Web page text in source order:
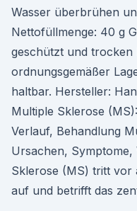
Wasser überbrühen
Nettofüllmenge: 40 g
geschützt und trocken
ordnungsgemäßer
haltbar. Hersteller:
Multiple Sklerose
Verlauf, Behandlung
Ursachen,
Sklerose (MS) tritt vor
auf und betrifft das